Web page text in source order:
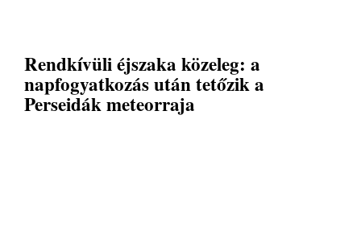
Rendkívüli éjszaka közeleg: a
napfogyatkozás után tetőzik a
Perseidák meteorraja